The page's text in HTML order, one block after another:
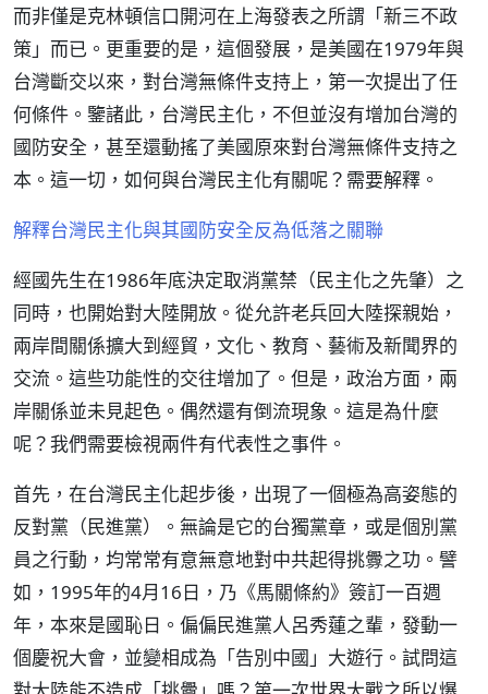
而非僅是克林頓信口開河在上海發表之所謂「新三不政
策」而已。更重要的是，這個發展，是美國在1979年與
台灣斷交以來，對台灣無條件支持上，第一次提出了任
何條件。鑒諸此，台灣民主化，不但並沒有增加台灣的
國防安全，甚至還動搖了美國原來對台灣無條件支持之
本。這一切，如何與台灣民主化有關呢？需要解釋。
解釋台灣民主化與其國防安全反為低落之關聯
經國先生在1986年底決定取消黨禁（民主化之先肇）之
同時，也開始對大陸開放。從允許老兵回大陸探親始，
兩岸間關係擴大到經貿，文化、教育、藝術及新聞界的
交流。這些功能性的交往增加了。但是，政治方面，兩
岸關係並未見起色。偶然還有倒流現象。這是為什麼
呢？我們需要檢視兩件有代表性之事件。
首先，在台灣民主化起步後，出現了一個極為高姿態的
反對黨（民進黨）。無論是它的台獨黨章，或是個別黨
員之行動，均常常有意無意地對中共起得挑釁之功。譬
如，1995年的4月16日，乃《馬關條約》簽訂一百週
年，本來是國恥日。偏偏民進黨人呂秀蓮之輩，發動一
個慶祝大會，並變相成為「告別中國」大遊行。試問這